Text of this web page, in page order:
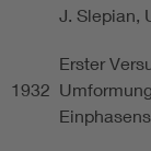
J. Slepian,
1932
Erster